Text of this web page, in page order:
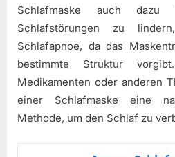
Schlafmaske auch dazu
Schlafstörungen zu
Schlafapnoe, da das
bestimmte Struktur
Medikamenten oder anderen
einer Schlafmaske eine
Methode, um den Schlaf zu